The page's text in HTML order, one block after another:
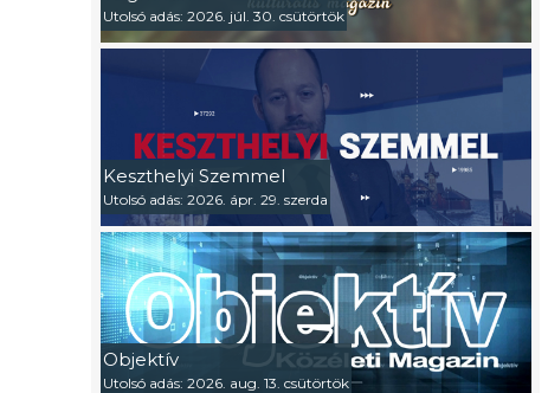
Utolsó adás: 2026. júl. 30. csütörtök
Keszthelyi Szemmel
Utolsó adás: 2026. ápr. 29. szerda
Objektív
Utolsó adás: 2026. aug. 13. csütörtök